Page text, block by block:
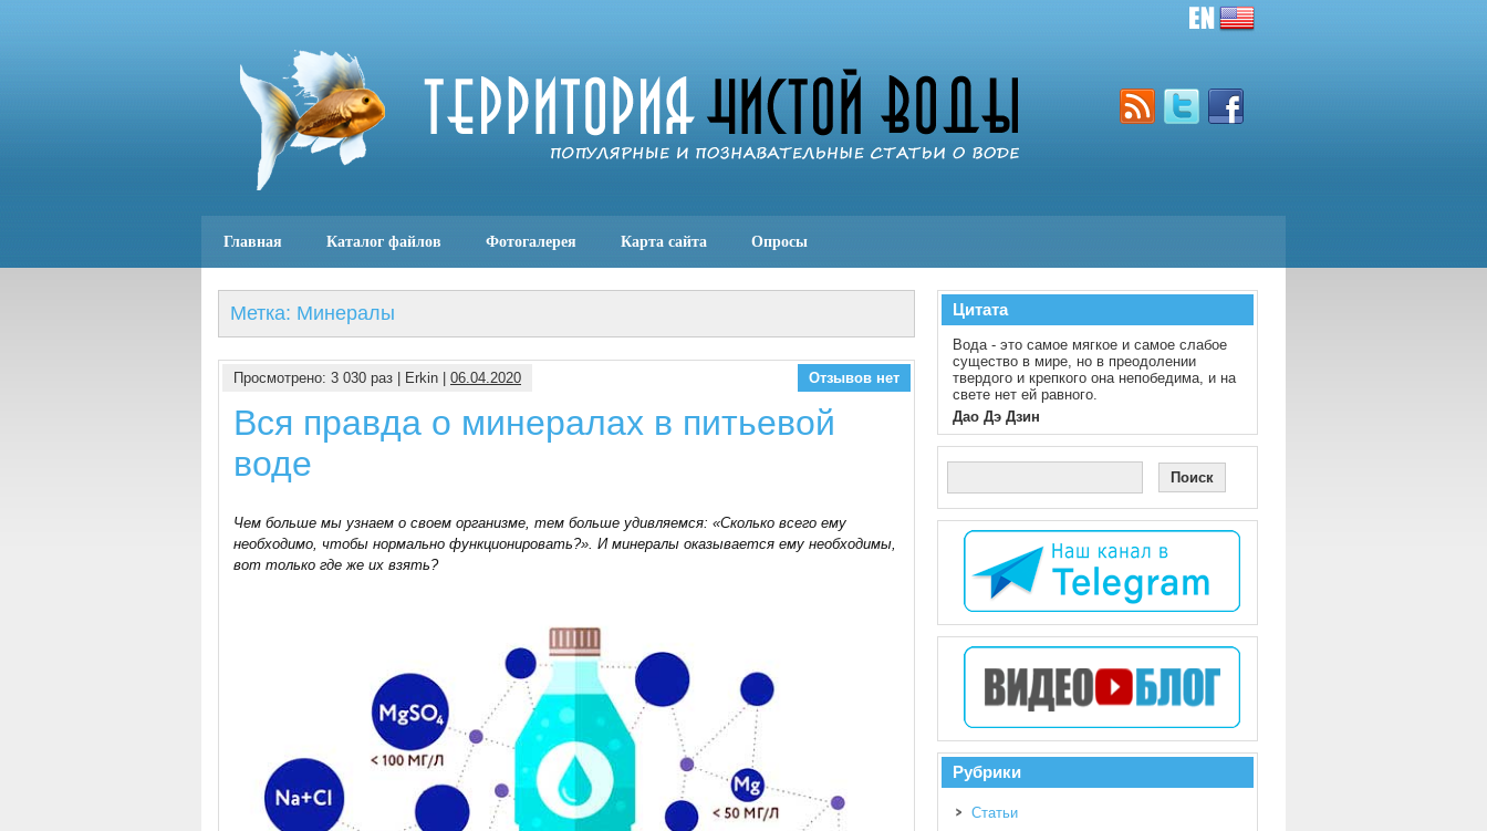
Главная Каталог файлов Фотогалерея Карта сайта Опросы
Метка: Минералы
Просмотрено: 3 030 раз | Erkin | 06.04.2020 Отзывов нет
Вся правда о минералах в питьевой
воде
Чем больше мы узнаем о своем организме, тем больше удивляемся: «Сколько всего ему
необходимо, чтобы нормально функционировать?». И минералы оказывается ему необходимы,
вот только где же их взять?
Цитата
Вода - это самое мягкое и самое слабое
существо в мире, но в преодолении
твердого и крепкого она непобедима, и на
свете нет ей равного.
Дао Дэ Дзин
Рубрики
Статьи